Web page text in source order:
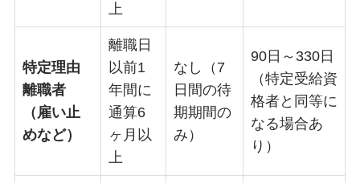
上
特定理由
離職者
（雇い止
めなど）
離職日
以前1
年間に
通算6
ヶ月以
上
なし（7
日間の待
期期間の
み）
90日～330日
（特定受給資
格者と同等に
なる場合あ
り）